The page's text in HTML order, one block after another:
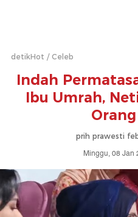
detikHot Celeb
Indah
Ibu Umrah,
prih prawesti
Minggu, 08 Jan